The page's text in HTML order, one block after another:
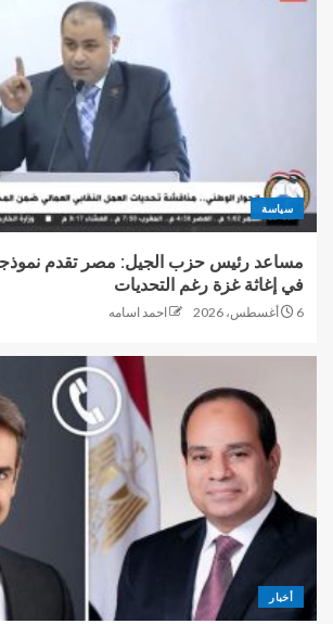
سياسة
مساعد رئيس حزب الجيل: مصر تقدم نموذجاً
في إغاثة غزة رغم التحديات
6 أغسطس، 2026 احمد اسامه
أخبار